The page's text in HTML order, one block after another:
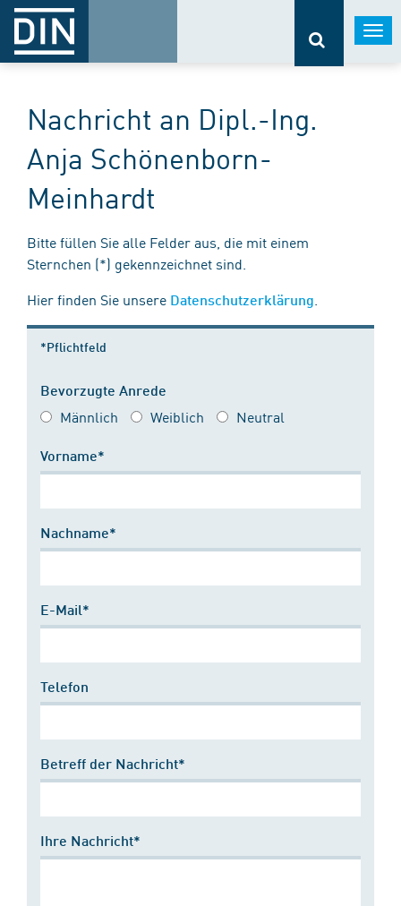
Nachricht an Dipl.-Ing.
Anja Schönenborn-
Meinhardt
Bitte füllen Sie alle Felder aus, die mit einem
Sternchen (*) gekennzeichnet sind.
Hier finden Sie unsere Datenschutzerklärung
*Pflichtfeld
Bevorzugte Anrede
Männlich Weiblich Neutral
Vorname*
Nachname*
E-Mail*
Telefon
Betreff der Nachricht*
Ihre Nachricht*